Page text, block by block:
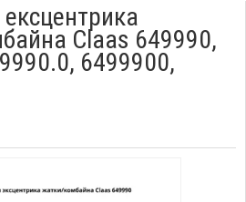
Claas 649990,
6499900,